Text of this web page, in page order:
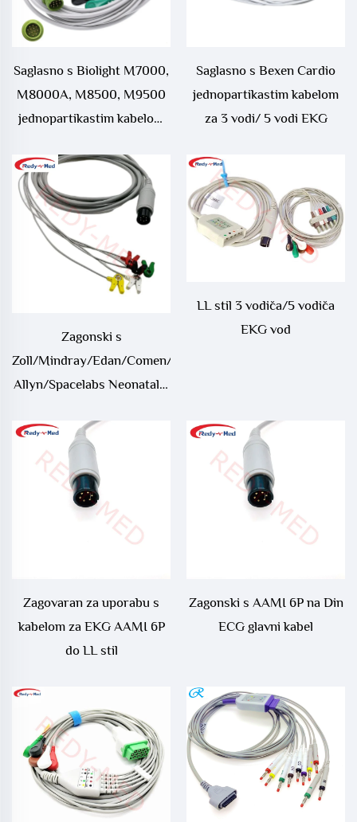
Saglasno s Biolight M7000,
M8000A, M8500, M9500
jednopartikastim kabelom
Saglasno s Bexen Cardio
jednopartikastim kabelom
za 3 vodi/ 5 vodi EKG
Zagonski s
Zoll/Mindray/Edan/Comen/Welch
Allyn/Spacelabs Neonatalni
6pin
LL stil 3 vodiča/5 vodiča
EKG vod
Zagovaran za uporabu s
kabelom za EKG AAMI 6P
do LL stil
Zagonski s AAMI 6P na Din
ECG glavni kabel